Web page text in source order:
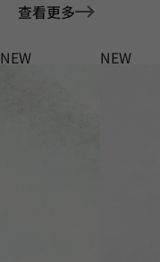
查看更多
NEW NEW